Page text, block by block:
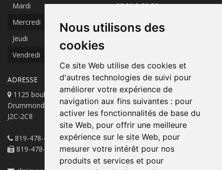
Nous utilisons des
cookies
Ce site Web utilise des cookies et
d'autres technologies de suivi pour
améliorer votre expérience de
navigation aux fins suivantes : pour
activer les fonctionnalités de base du
site Web, pour offrir une meilleure
expérience sur le site Web, pour
mesurer votre intérêt pour nos
produits et services et pour
Mardi
08:00 à 20:30
Mercredi
08:00 à 17:00
Jeudi
Vendredi
ADRESSE
1125 boul. St-Joseph, Local 203
Drummondville, Québec, Canada
J2C-2C8
819-478-4477
819-478-8335